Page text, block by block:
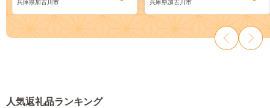
兵庫県加古川市 兵庫県加古川市
人気返礼品ランキング